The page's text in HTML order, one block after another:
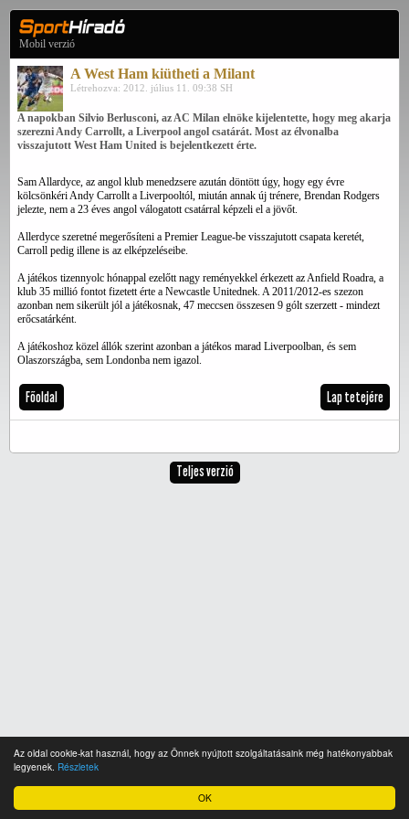
OK
Az oldal cookie-kat használ, hogy az Önnek nyújtott szolgáltatásaink még hatékonyabbak
legyenek. Részletek
Mobil verzió
A West Ham kiütheti a Milant
Létrehozva: 2012. július 11. 09:38 SH
A napokban Silvio Berlusconi, az AC Milan elnöke kijelentette, hogy meg akarja
szerezni Andy Carrollt, a Liverpool angol csatárát. Most az élvonalba
visszajutott West Ham United is bejelentkezett érte.
Sam Allardyce, az angol klub menedzsere azután döntött úgy, hogy egy évre
kölcsönkéri Andy Carrollt a Liverpooltól, miután annak új trénere, Brendan Rodgers
jelezte, nem a 23 éves angol válogatott csatárral képzeli el a jövőt.
Allerdyce szeretné megerősíteni a Premier League-be visszajutott csapata keretét,
Carroll pedig illene is az elképzeléseibe.
A játékos tizennyolc hónappal ezelőtt nagy reményekkel érkezett az Anfield Roadra, a
klub 35 millió fontot fizetett érte a Newcastle Unitednek. A 2011/2012-es szezon
azonban nem sikerült jól a játékosnak, 47 meccsen összesen 9 gólt szerzett - mindezt
erőcsatárként.
A játékoshoz közel állók szerint azonban a játékos marad Liverpoolban, és sem
Olaszországba, sem Londonba nem igazol.
Főoldal Lap tetejére
Teljes verzió